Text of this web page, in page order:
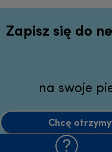
Zapisz się do
na swoje
Chcę